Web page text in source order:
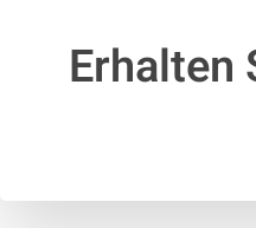
Erhalten